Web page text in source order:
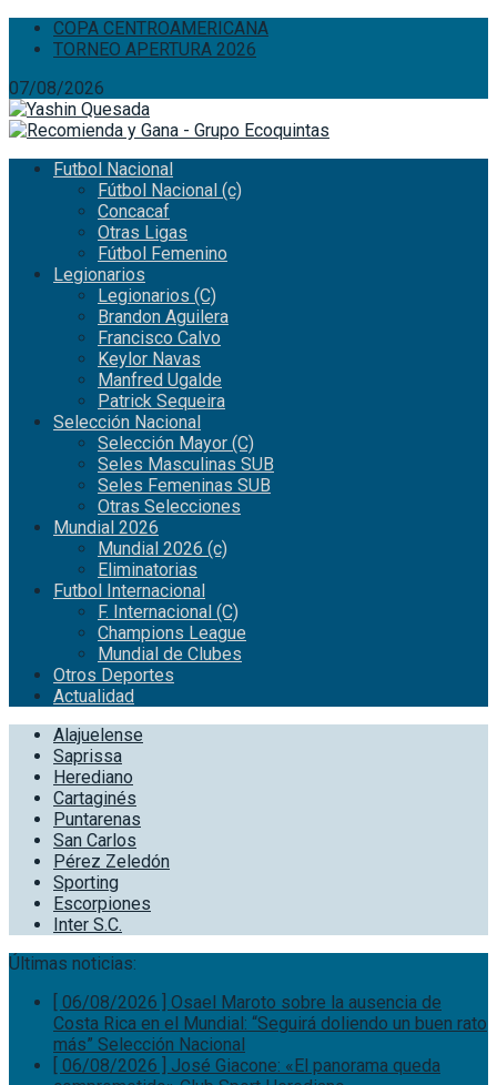
COPA CENTROAMERICANA
TORNEO APERTURA 2026
07/08/2026
Futbol Nacional
Fútbol Nacional (c)
Concacaf
Otras Ligas
Fútbol Femenino
Legionarios
Legionarios (C)
Brandon Aguilera
Francisco Calvo
Keylor Navas
Manfred Ugalde
Patrick Sequeira
Selección Nacional
Selección Mayor (C)
Seles Masculinas SUB
Seles Femeninas SUB
Otras Selecciones
Mundial 2026
Mundial 2026 (c)
Eliminatorias
Futbol Internacional
F. Internacional (C)
Champions League
Mundial de Clubes
Otros Deportes
Actualidad
Alajuelense
Saprissa
Herediano
Cartaginés
Puntarenas
San Carlos
Pérez Zeledón
Sporting
Escorpiones
Inter S.C.
Últimas noticias:
[ 06/08/2026 ] Osael Maroto sobre la ausencia de
Costa Rica en el Mundial: “Seguirá doliendo un buen rato
más” Selección Nacional
[ 06/08/2026 ] José Giacone: «El panorama queda